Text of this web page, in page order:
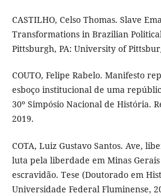
CASTILHO, Celso Thomas. Slave
Transformations in Brazilian
Pittsburgh, PA: University of
COUTO, Felipe Rabelo. Manifesto
esboço institucional de uma
30º Simpósio Nacional de História.
2019.
COTA, Luiz Gustavo Santos. Ave,
luta pela liberdade em Minas
escravidão. Tese (Doutorado em
Universidade Federal Fluminense,